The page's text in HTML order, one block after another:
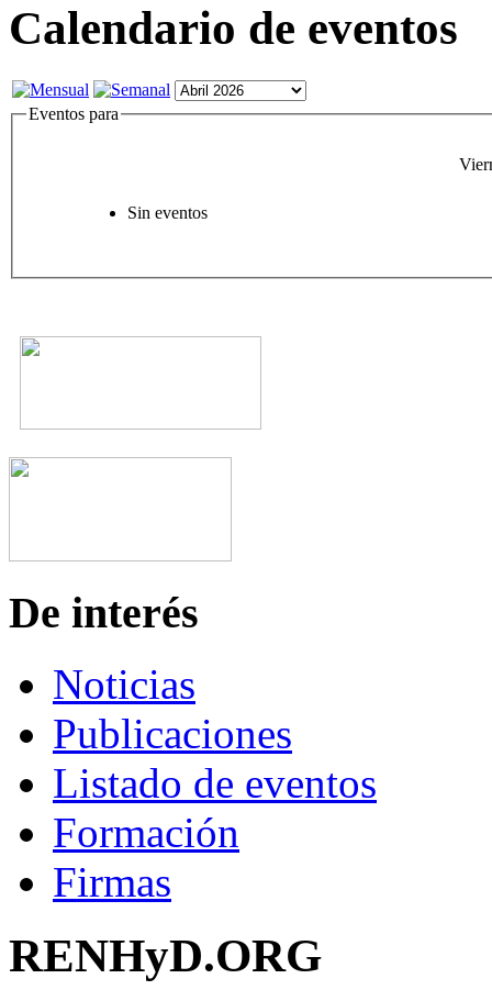
Calendario de eventos
Eventos para
Sin eventos
De interés
Noticias
Publicaciones
Listado de eventos
Formación
Firmas
RENHyD.ORG